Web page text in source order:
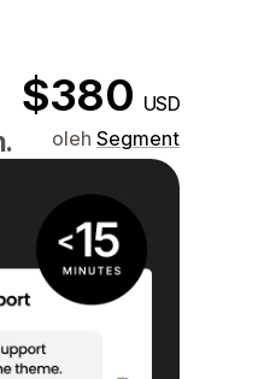
$380 USD
oleh Segment